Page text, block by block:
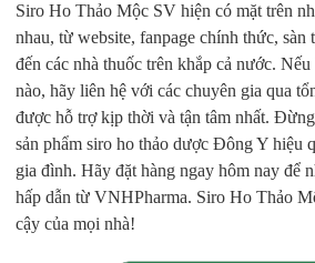
Siro Ho Thảo Mộc SV hiện có mặt trên
nhau, từ website, fanpage chính thức,
đến các nhà thuốc trên khắp cả nước.
nào, hãy liên hệ với các chuyên gia qua
được hỗ trợ kịp thời và tận tâm nhất.
sản phẩm siro ho thảo dược Đông Y hiệu
gia đình. Hãy đặt hàng ngay hôm nay để
hấp dẫn từ VNHPharma. Siro Ho Thảo
cậy của mọi nhà!